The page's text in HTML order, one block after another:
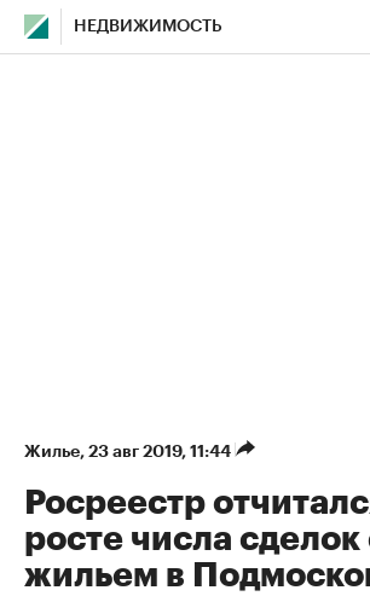
НЕДВИЖИМОСТЬ
Жилье⁠, 23 авг 2019, 11:44
Росреестр
росте числа сделок
жильем в